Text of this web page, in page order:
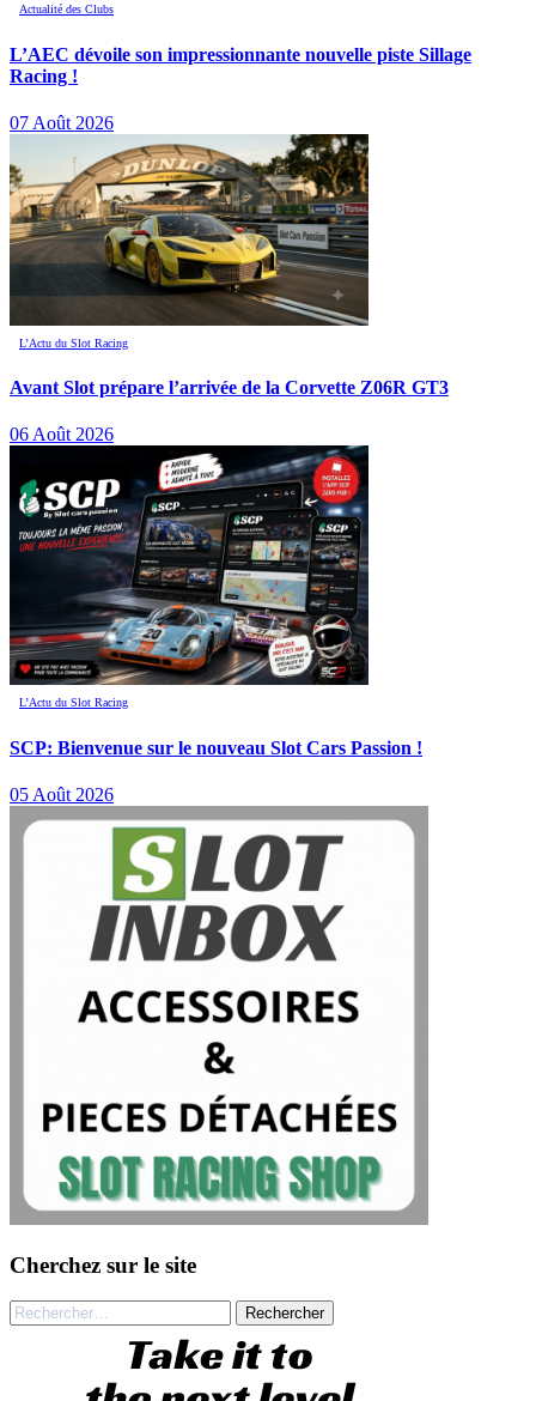
Actualité des Clubs
L’AEC dévoile son impressionnante nouvelle piste Sillage
Racing !
07 Août 2026
L’Actu du Slot Racing
Avant Slot prépare l’arrivée de la Corvette Z06R GT3
06 Août 2026
L’Actu du Slot Racing
SCP: Bienvenue sur le nouveau Slot Cars Passion !
05 Août 2026
Cherchez sur le site
Rechercher :